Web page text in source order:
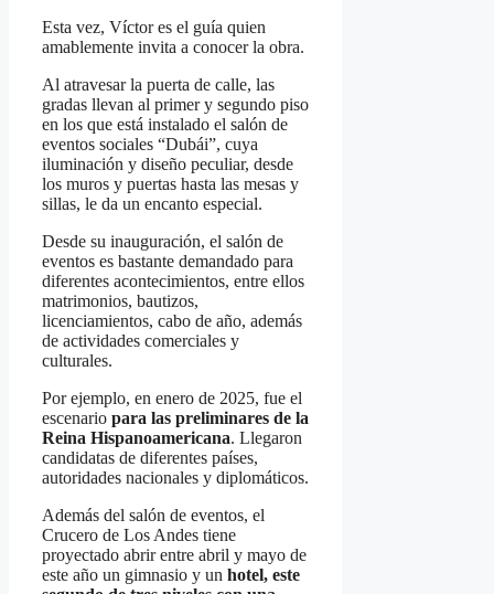
Esta vez, Víctor es el guía quien
amablemente invita a conocer la obra.
Al atravesar la puerta de calle, las
gradas llevan al primer y segundo piso
en los que está instalado el salón de
eventos sociales “Dubái”, cuya
iluminación y diseño peculiar, desde
los muros y puertas hasta las mesas y
sillas, le da un encanto especial.
Desde su inauguración, el salón de
eventos es bastante demandado para
diferentes acontecimientos, entre ellos
matrimonios, bautizos,
licenciamientos, cabo de año, además
de actividades comerciales y
culturales.
Por ejemplo, en enero de 2025, fue el
escenario para las preliminares de la
Reina Hispanoamericana. Llegaron
candidatas de diferentes países,
autoridades nacionales y diplomáticos.
Además del salón de eventos, el
Crucero de Los Andes tiene
proyectado abrir entre abril y mayo de
este año un gimnasio y un hotel, este